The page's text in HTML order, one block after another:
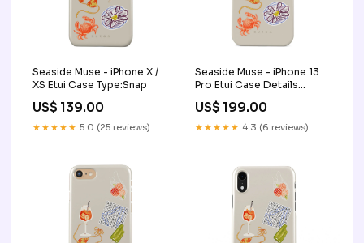
Seaside Muse - iPhone X /
XS Etui Case Type:Snap
US$ 139.00
★★★★★ 5.0 (25 reviews)
Seaside Muse - iPhone 13
Pro Etui Case Details
Color:Złoty
US$ 199.00
★★★★★ 4.3 (6 reviews)